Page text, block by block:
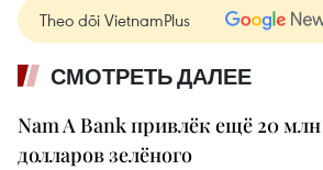
Theo dõi VietnamPlus
СМОТРЕТЬ ДАЛЕЕ
Nam A Bank привлёк ещё 20 млн
долларов зелёного